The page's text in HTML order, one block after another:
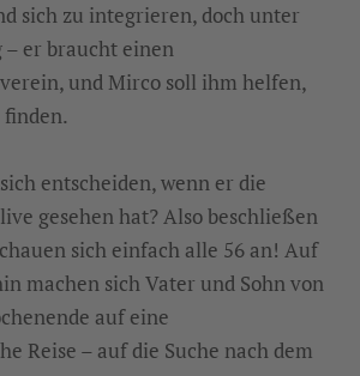
sich zu integrieren, doch unter
– er braucht einen
und Mirco soll ihm helfen,
entscheiden, wenn er die
gesehen hat? Also beschließen
sich einfach alle 56 an! Auf
machen sich Vater und Sohn von
auf eine
Reise – auf die Suche nach dem